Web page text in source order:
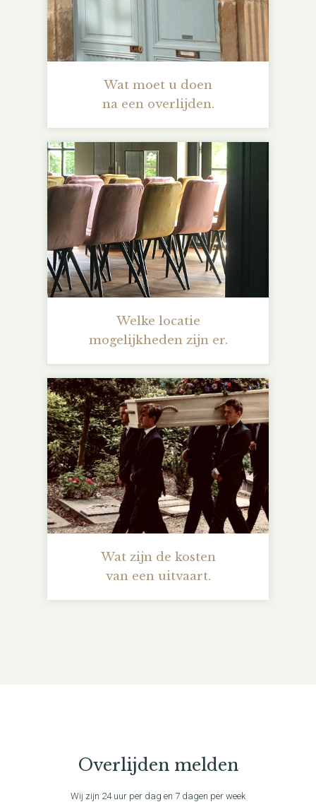
Wat moet u doen
na een overlijden.
Welke locatie
mogelijkheden zijn er.
Wat zijn de kosten
van een uitvaart.
Overlijden melden
Wij zijn 24 uur per dag en 7 dagen per week